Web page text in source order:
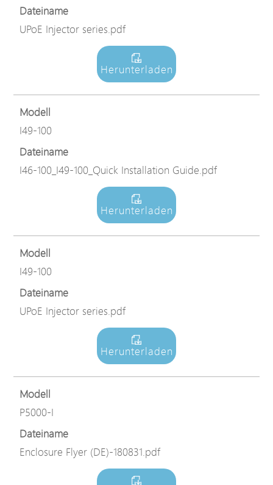
Dateiname
UPoE Injector series.pdf
Herunterladen
Modell
I49-100
Dateiname
I46-100_I49-100_Quick Installation Guide.pdf
Herunterladen
Modell
I49-100
Dateiname
UPoE Injector series.pdf
Herunterladen
Modell
P5000-I
Dateiname
Enclosure Flyer (DE)-180831.pdf